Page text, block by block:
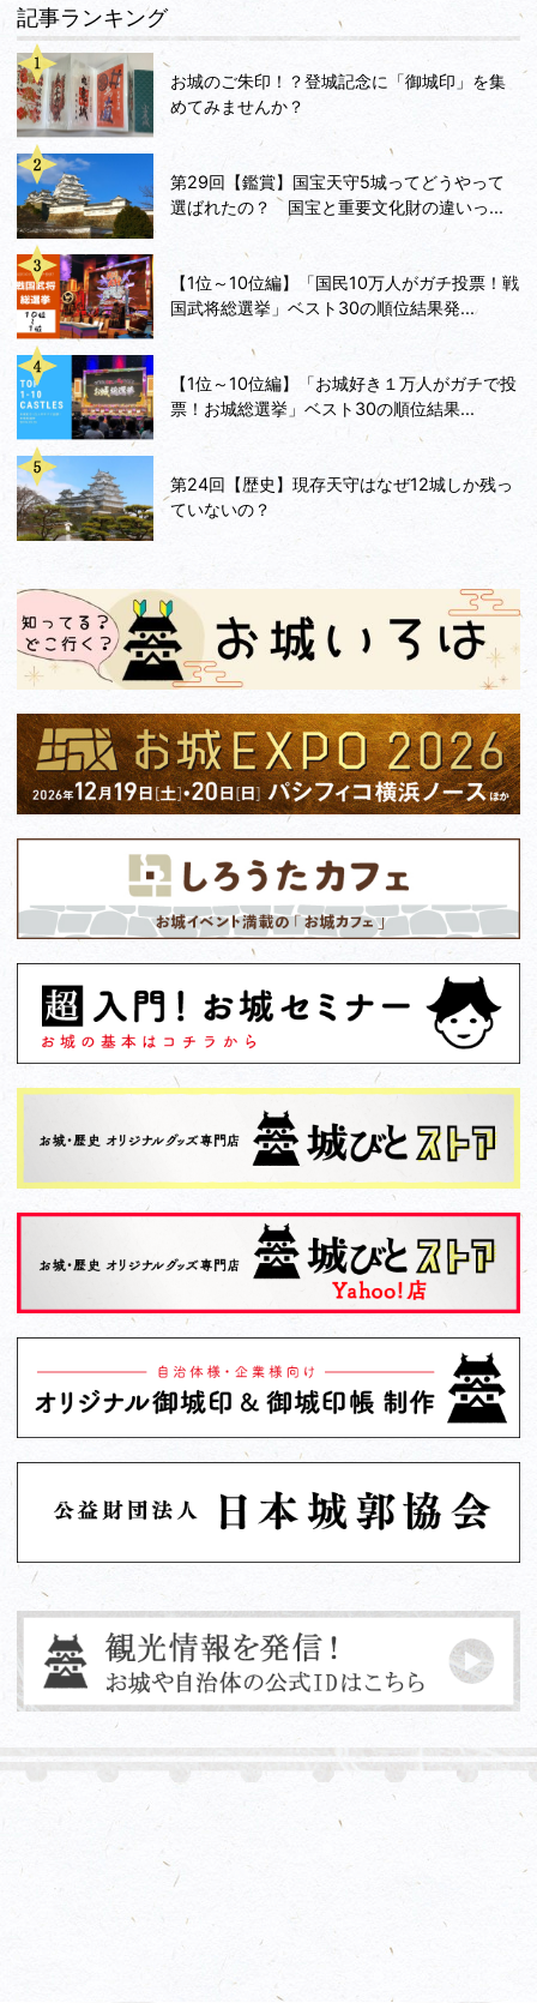
記事ランキング
お城のご朱印！？登城記念に「御城印」を集
めてみませんか？
第29回【鑑賞】国宝天守5城ってどうやって
選ばれたの？ 国宝と重要文化財の違いっ...
【1位～10位編】「国民10万人がガチ投票！戦
国武将総選挙」ベスト30の順位結果発...
【1位～10位編】「お城好き１万人がガチで投
票！お城総選挙」ベスト30の順位結果...
第24回【歴史】現存天守はなぜ12城しか残っ
ていないの？